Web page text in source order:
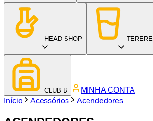
HEAD SHOP TERERE
CLUB B
MINHA CONTA
Início
Acessórios Acendedores